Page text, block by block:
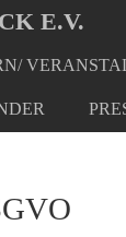
E.V.